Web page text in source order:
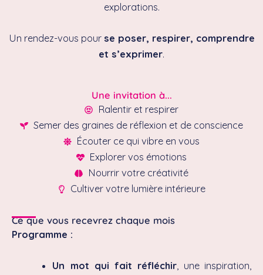
explorations.
Un rendez-vous pour se poser, respirer, comprendre
et s’exprimer.
Une invitation à...
Ralentir et respirer
Semer des graines de réflexion et de conscience
Écouter ce qui vibre en vous
Explorer vos émotions
Nourrir votre créativité
Cultiver votre lumière intérieure
Ce que vous recevrez chaque mois
Programme :
Un mot qui fait réfléchir, une inspiration,